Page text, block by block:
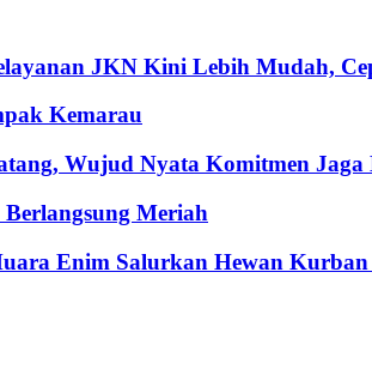
JKN Kini Lebih Mudah,
Kemarau
Wujud Nyata Komitmen
Meriah
Enim Salurkan Hewan